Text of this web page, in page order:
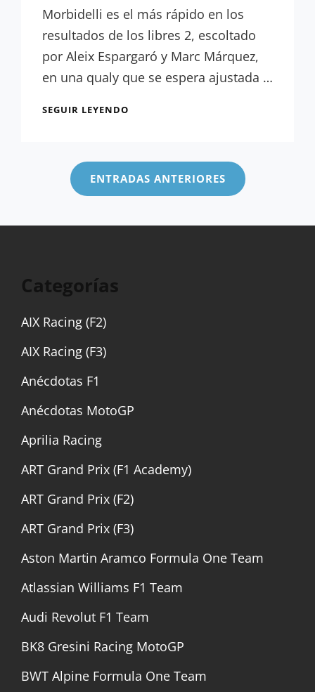
Lora-
Morbidelli es el más rápido en los
resultados de los libres 2, escoltado
por Aleix Espargaró y Marc Márquez,
en una qualy que se espera ajustada …
SEGUIR LEYENDO
ANTES
DE
CLASIFICACIÓN
entradas
ENTRADAS ANTERIORES
Categorías
AIX Racing (F2)
AIX Racing (F3)
Anécdotas F1
Anécdotas MotoGP
Aprilia Racing
ART Grand Prix (F1 Academy)
ART Grand Prix (F2)
ART Grand Prix (F3)
Aston Martin Aramco Formula One Team
Atlassian Williams F1 Team
Audi Revolut F1 Team
BK8 Gresini Racing MotoGP
BWT Alpine Formula One Team